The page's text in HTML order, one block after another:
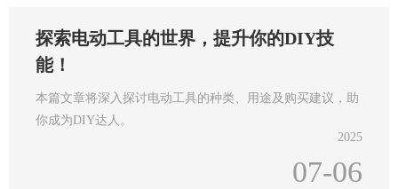
探索电动工具的世界，提升你的DIY技
能！
本篇文章将深入探讨电动工具的种类、用途及购买建议，助
你成为DIY达人。
2025
07-06